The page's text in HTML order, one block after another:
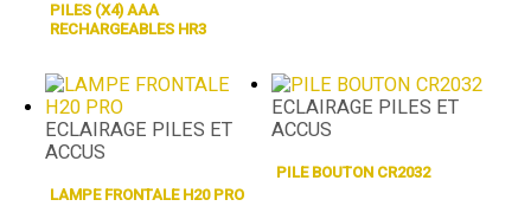
PILES (X4) AAA
RECHARGEABLES HR3
ECLAIRAGE PILES ET
ACCUS
LAMPE FRONTALE H20 PRO
ECLAIRAGE PILES ET
ACCUS
PILE BOUTON CR2032